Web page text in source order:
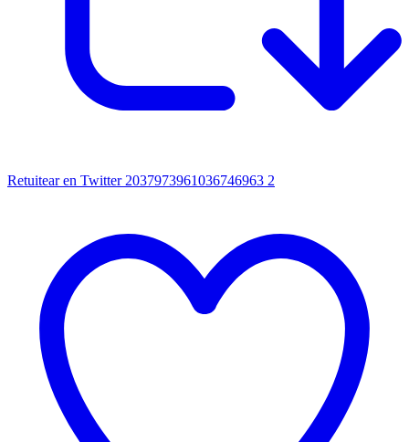
Retuitear en Twitter 2037973961036746963 2